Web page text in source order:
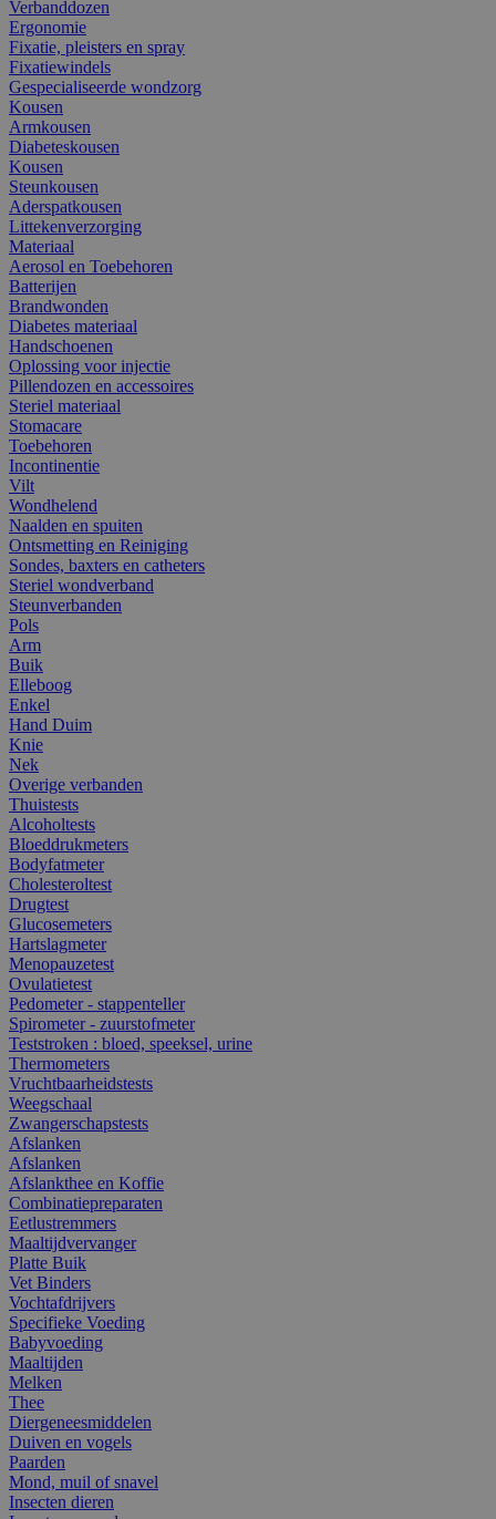
Verbanddozen
Ergonomie
Fixatie, pleisters en spray
Fixatiewindels
Gespecialiseerde wondzorg
Kousen
Armkousen
Diabeteskousen
Kousen
Steunkousen
Aderspatkousen
Littekenverzorging
Materiaal
Aerosol en Toebehoren
Batterijen
Brandwonden
Diabetes materiaal
Handschoenen
Oplossing voor injectie
Pillendozen en accessoires
Steriel materiaal
Stomacare
Toebehoren
Incontinentie
Vilt
Wondhelend
Naalden en spuiten
Ontsmetting en Reiniging
Sondes, baxters en catheters
Steriel wondverband
Steunverbanden
Pols
Arm
Buik
Elleboog
Enkel
Hand Duim
Knie
Nek
Overige verbanden
Thuistests
Alcoholtests
Bloeddrukmeters
Bodyfatmeter
Cholesteroltest
Drugtest
Glucosemeters
Hartslagmeter
Menopauzetest
Ovulatietest
Pedometer - stappenteller
Spirometer - zuurstofmeter
Teststroken : bloed, speeksel, urine
Thermometers
Vruchtbaarheidstests
Weegschaal
Zwangerschapstests
Afslanken
Afslanken
Afslankthee en Koffie
Combinatiepreparaten
Eetlustremmers
Maaltijdvervanger
Platte Buik
Vet Binders
Vochtafdrijvers
Specifieke Voeding
Babyvoeding
Maaltijden
Melken
Thee
Diergeneesmiddelen
Duiven en vogels
Paarden
Mond, muil of snavel
Insecten dieren